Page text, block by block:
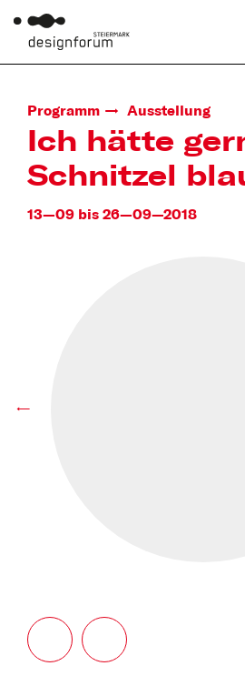
Programm Ausstellung
Ich hätte
Schnitzel
13—09 bis 26—09—2018
←